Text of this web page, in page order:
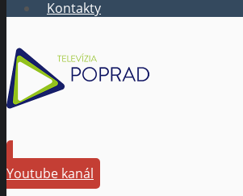
Kontakty
Youtube kanál